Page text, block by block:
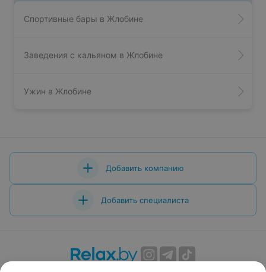
Спортивные бары в Жлобине
Заведения с кальяном в Жлобине
Ужин в Жлобине
Добавить компанию
Добавить специалиста